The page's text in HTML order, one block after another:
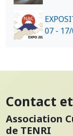
07 -
Contact
Association
de TENRI